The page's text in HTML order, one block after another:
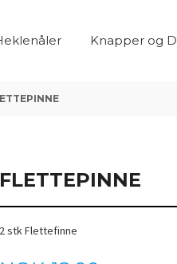
Knapper og
FLETTEPINNE
2 stk Flettefinne